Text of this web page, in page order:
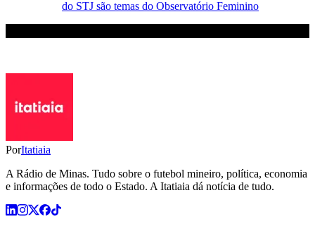
do STJ são temas do Observatório Feminino
PorItatiaia
A Rádio de Minas. Tudo sobre o futebol mineiro, política, economia
e informações de todo o Estado. A Itatiaia dá notícia de tudo.